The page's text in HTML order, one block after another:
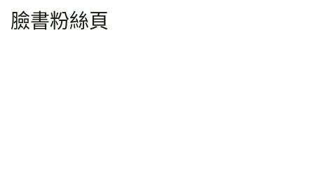
臉書粉絲頁